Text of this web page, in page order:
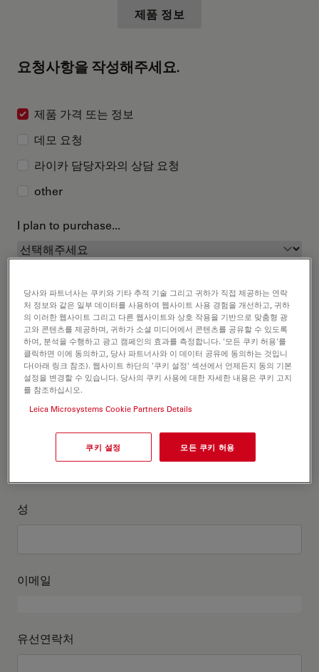
제품 정보
요청사항을 작성해주세요.
제품 가격 또는 정보
데모 요청
라이카 담당자와의 상담 요청
other
I plan to purchase...
고객정보를 작성해주세요
직위 선택 사항:
성
이메일
유선연락처
당사와 파트너사는 쿠키와 기타 추적 기술 그리고 귀하가 직접 제공하는 연락
처 정보와 같은 일부 데이터를 사용하여 웹사이트 사용 경험을 개선하고, 귀하
의 이러한 웹사이트 그리고 다른 웹사이트와 상호 작용을 기반으로 맞춤형 광
고와 콘텐츠를 제공하며, 귀하가 소셜 미디어에서 콘텐츠를 공유할 수 있도록
하여, 분석을 수행하고 광고 캠페인의 효과를 측정합니다. '모든 쿠키 허용'를
클릭하면 이에 동의하고, 당사 파트너사와 이 데이터 공유에 동의하는 것입니
다(아래 링크 참조). 웹사이트 하단의 '쿠키 설정' 섹션에서 언제든지 동의 기본
설정을 변경할 수 있습니다. 당사의 쿠키 사용에 대한 자세한 내용은 쿠키 고지
를 참조하십시오.
Leica Microsystems Cookie Partners Details
쿠키 설정 모든 쿠키 허용